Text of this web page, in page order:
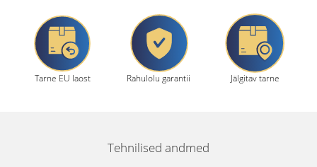
Tarne EU laost Rahulolu garantii Jälgitav tarne
Tehnilised andmed